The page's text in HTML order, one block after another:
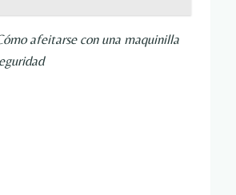
afeitarse con una maquinilla